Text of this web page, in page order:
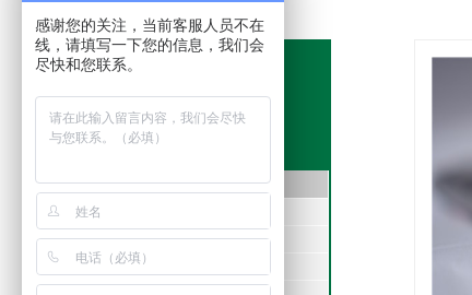
扁电缆
电梯扁电缆
PRODUCTS
产品中心
感谢您的关注，当前客服人员不在
线，请填写一下您的信息，我们会
尽快和您联系。